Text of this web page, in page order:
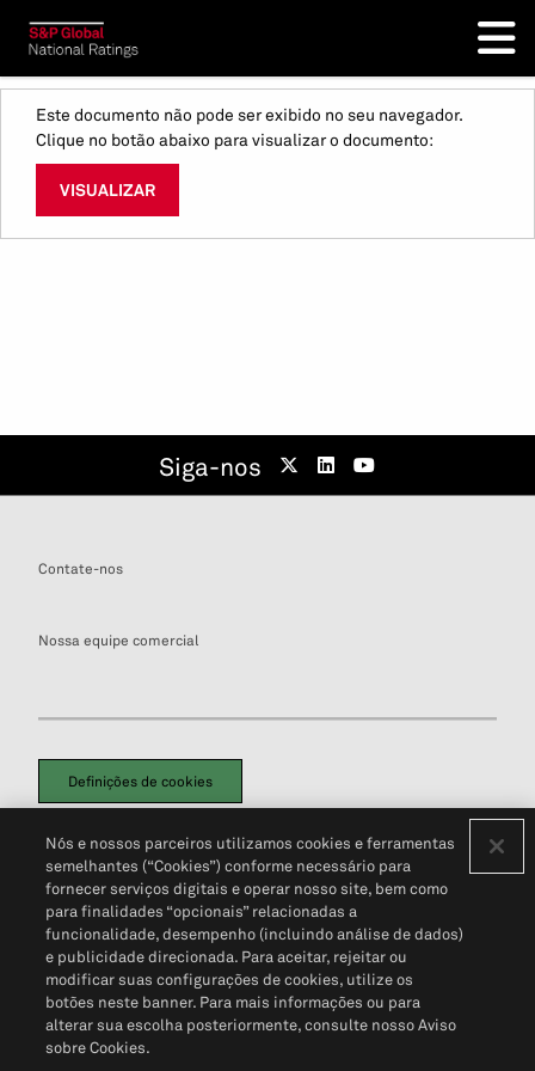
Este documento não pode ser exibido no seu navegador.
Clique no botão abaixo para visualizar o documento:
VISUALIZAR
Siga-nos
Contate-nos
Nossa equipe comercial
Definições de cookies
Política de PrivacidadePortal de privacidade do cliente (em inglês)
Não Venda Minhas Informações Pessoais© 2026 S&P Global
Nós e nossos parceiros utilizamos cookies e ferramentas
semelhantes (“Cookies”) conforme necessário para
fornecer serviços digitais e operar nosso site, bem como
para finalidades “opcionais” relacionadas a
funcionalidade, desempenho (incluindo análise de dados)
e publicidade direcionada. Para aceitar, rejeitar ou
modificar suas configurações de cookies, utilize os
botões neste banner. Para mais informações ou para
alterar sua escolha posteriormente, consulte nosso Aviso
sobre Cookies.